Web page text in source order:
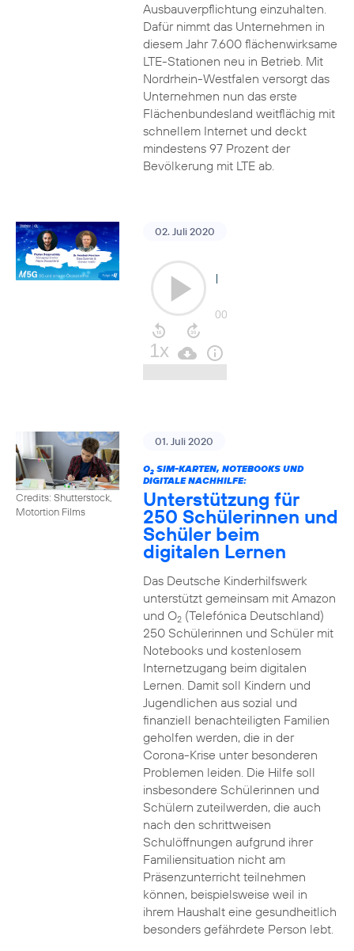
Ausbauverpflichtung einzuhalten.
Dafür nimmt das Unternehmen in
diesem Jahr 7.600 flächenwirksame
LTE-Stationen neu in Betrieb. Mit
Nordrhein-Westfalen versorgt das
Unternehmen nun das erste
Flächenbundesland weitflächig mit
schnellem Internet und deckt
mindestens 97 Prozent der
Bevölkerung mit LTE ab.
02. Juli 2020
Credits: Shutterstock,
Motortion Films
01. Juli 2020
O2SIM-KARTEN, NOTEBOOKS UND
DIGITALE NACHHILFE:
Unterstützung für
250 Schülerinnen und
Schüler beim
digitalen Lernen
Das Deutsche Kinderhilfswerk
unterstützt gemeinsam mit Amazon
und O2(Telefónica Deutschland)
250 Schülerinnen und Schüler mit
Notebooks und kostenlosem
Internetzugang beim digitalen
Lernen. Damit soll Kindern und
Jugendlichen aus sozial und
finanziell benachteiligten Familien
geholfen werden, die in der
Corona-Krise unter besonderen
Problemen leiden. Die Hilfe soll
insbesondere Schülerinnen und
Schülern zuteilwerden, die auch
nach den schrittweisen
Schulöffnungen aufgrund ihrer
Familiensituation nicht am
Präsenzunterricht teilnehmen
können, beispielsweise weil in
ihrem Haushalt eine gesundheitlich
besonders gefährdete Person lebt.